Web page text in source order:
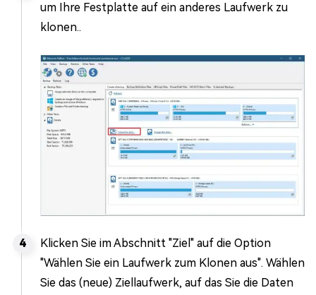
um Ihre Festplatte auf ein anderes Laufwerk zu
klonen..
Klicken Sie im Abschnitt "Ziel" auf die Option
"Wählen Sie ein Laufwerk zum Klonen aus". Wählen
Sie das (neue) Ziellaufwerk, auf das Sie die Daten